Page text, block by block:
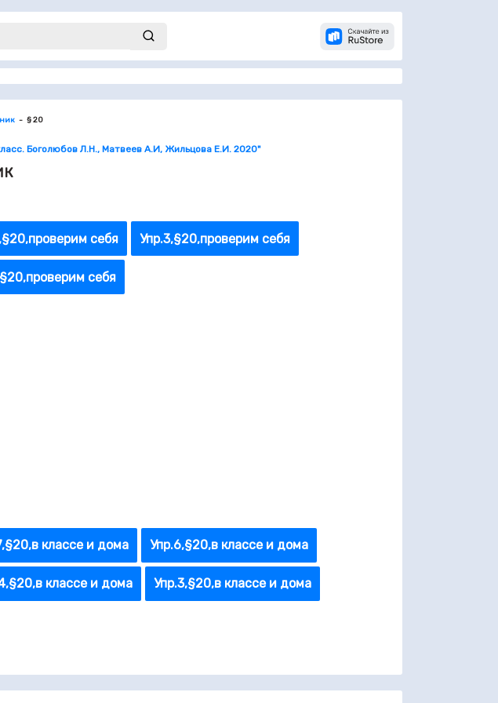
§ 20
Боголюбов Л.Н., Матвеев А.И, Жильцова Е.И. 2020"
себя Упр.3,§20,проверим себя
себя
классе и дома Упр.6,§20,в классе и дома
классе и дома Упр.3,§20,в классе и дома